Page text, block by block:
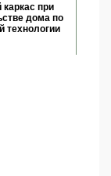
каркас при
дома по
технологии